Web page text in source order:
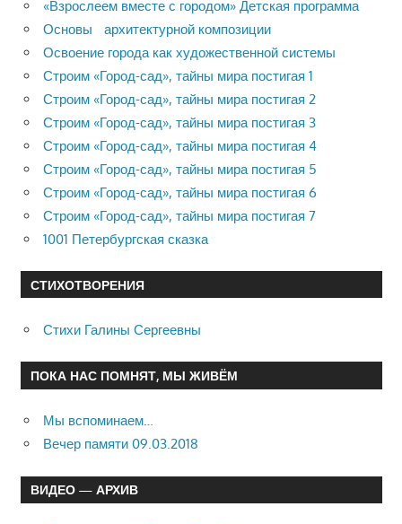
«Взрослеем вместе с городом» Детская программа
Основы архитектурной композиции
Освоение города как художественной системы
Строим «Город-сад», тайны мира постигая 1
Строим «Город-сад», тайны мира постигая 2
Строим «Город-сад», тайны мира постигая 3
Строим «Город-сад», тайны мира постигая 4
Строим «Город-сад», тайны мира постигая 5
Строим «Город-сад», тайны мира постигая 6
Строим «Город-сад», тайны мира постигая 7
1001 Петербургская сказка
СТИХОТВОРЕНИЯ
Стихи Галины Сергеевны
ПОКА НАС ПОМНЯТ, МЫ ЖИВЁМ
Мы вспоминаем…
Вечер памяти 09.03.2018
ВИДЕО — АРХИВ